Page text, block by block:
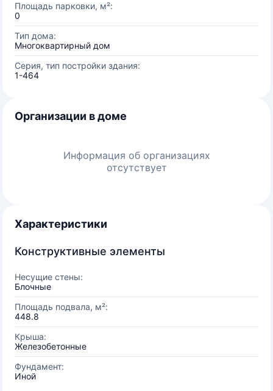
Площадь парковки, м²:
0
Тип дома:
Многоквартирный дом
Серия, тип постройки здания:
1-464
Организации в доме
Информация об организациях
отсутствует
Характеристики
Конструктивные элементы
Несущие стены:
Блочные
Площадь подвала, м²:
448.8
Крыша:
Железобетонные
Фундамент:
Иной